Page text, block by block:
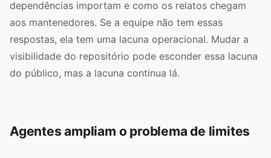
dependências importam e como os relatos chegam
aos mantenedores. Se a equipe não tem essas
respostas, ela tem uma lacuna operacional. Mudar a
visibilidade do repositório pode esconder essa lacuna
do público, mas a lacuna continua lá.
Agentes ampliam o problema de limites